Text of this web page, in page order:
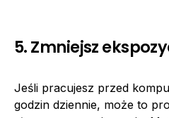
5. Zmniejsz
Jeśli pracujesz przed
godzin dziennie, może to